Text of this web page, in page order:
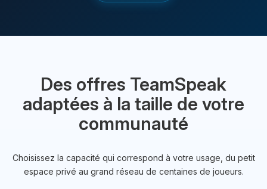
Des offres TeamSpeak
adaptées à la taille de votre
communauté
Choisissez la capacité qui correspond à votre usage, du petit
espace privé au grand réseau de centaines de joueurs.